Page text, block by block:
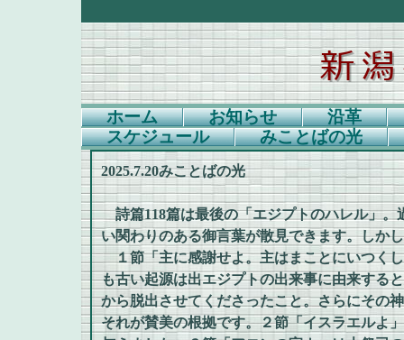
ホーム お知らせ
沿革
スケジュール
みことばの光
2025.7.20みことばの光
詩篇118篇は最後の「エジプトのハレル」。
い関わりのある御言葉が散見できます。しか
１節「主に感謝せよ。主はまことにいつく
も古い起源は出エジプトの出来事に由来する
から脱出させてくださったこと。さらにその
それが賛美の根拠です。２節「イスラエルよ